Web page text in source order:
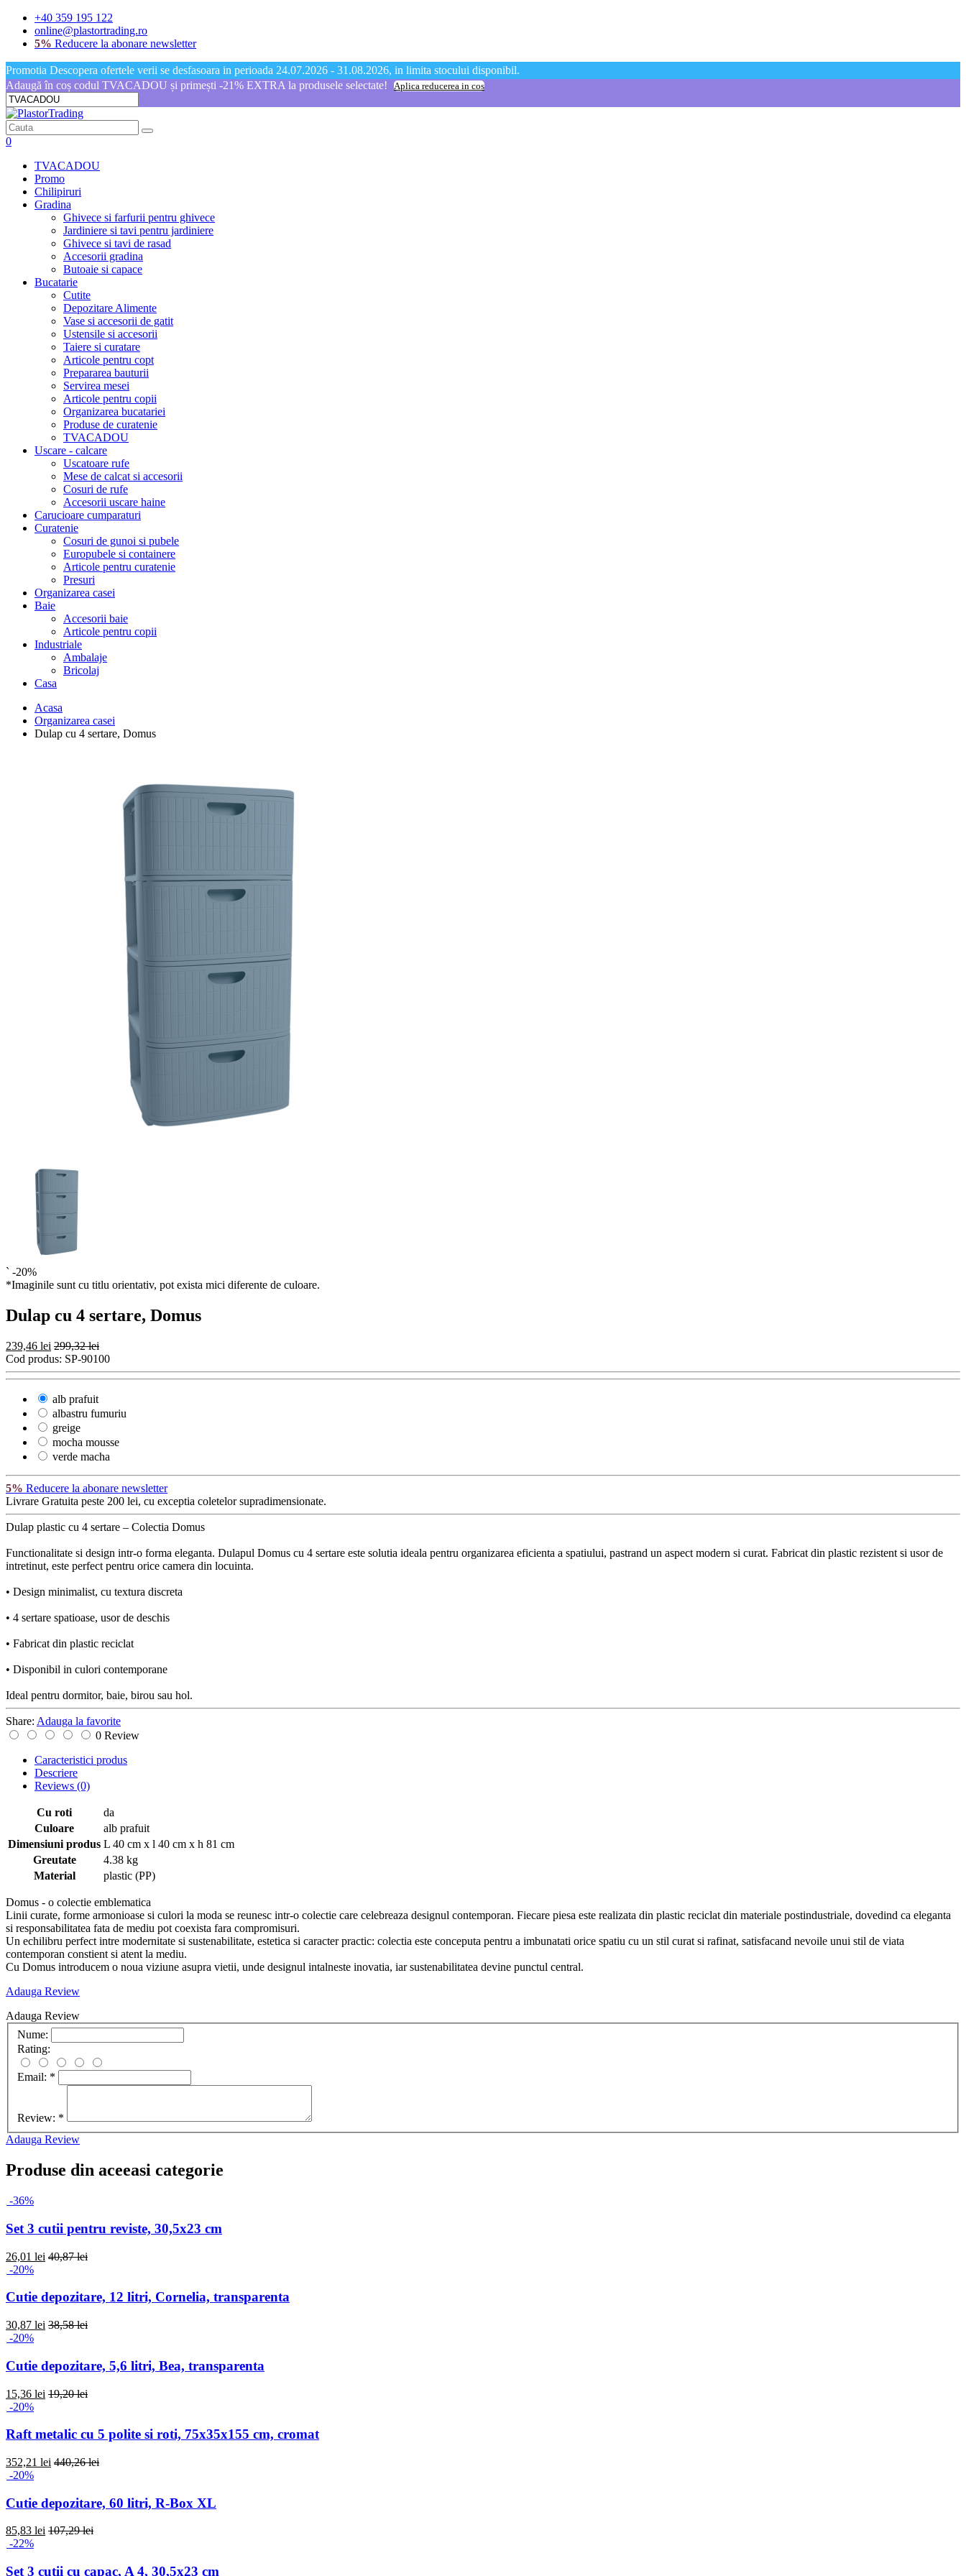
+40 359 195 122
online@plastortrading.ro
5% Reducere la abonare newsletter
Promotia Descopera ofertele verii se desfasoara in perioada 24.07.2026 - 31.08.2026, in limita stocului disponibil.
Adaugă în coș codul TVACADOU și primești -21% EXTRA la produsele selectate!
Aplica reducerea in cos
0
TVACADOU
Promo
Chilipiruri
Gradina
Ghivece si farfurii pentru ghivece
Jardiniere si tavi pentru jardiniere
Ghivece si tavi de rasad
Accesorii gradina
Butoaie si capace
Bucatarie
Cutite
Depozitare Alimente
Vase si accesorii de gatit
Ustensile si accesorii
Taiere si curatare
Articole pentru copt
Prepararea bauturii
Servirea mesei
Articole pentru copii
Organizarea bucatariei
Produse de curatenie
TVACADOU
Uscare - calcare
Uscatoare rufe
Mese de calcat si accesorii
Cosuri de rufe
Accesorii uscare haine
Carucioare cumparaturi
Curatenie
Cosuri de gunoi si pubele
Europubele si containere
Articole pentru curatenie
Presuri
Organizarea casei
Baie
Accesorii baie
Articole pentru copii
Industriale
Ambalaje
Bricolaj
Casa
Acasa
Organizarea casei
Dulap cu 4 sertare, Domus
` -20%
*Imaginile sunt cu titlu orientativ, pot exista mici diferente de culoare.
Dulap cu 4 sertare, Domus
239,46 lei 299,32 lei
Cod produs: SP-90100
alb prafuit
albastru fumuriu
greige
mocha mousse
verde macha
5% Reducere la abonare newsletter
Livrare Gratuita peste 200 lei, cu exceptia coletelor supradimensionate.
Dulap plastic cu 4 sertare – Colectia Domus
Functionalitate si design intr-o forma eleganta. Dulapul Domus cu 4 sertare este solutia ideala pentru organizarea eficienta a spatiului, pastrand un aspect modern si curat. Fabricat din plastic rezistent si usor de
intretinut, este perfect pentru orice camera din locuinta.
• Design minimalist, cu textura discreta
• 4 sertare spatioase, usor de deschis
• Fabricat din plastic reciclat
• Disponibil in culori contemporane
Ideal pentru dormitor, baie, birou sau hol.
Share: Adauga la favorite
0 Review
Caracteristici produs
Descriere
Reviews (0)
Cu roti
da
Culoare
alb prafuit
Dimensiuni produs L 40 cm x l 40 cm x h 81 cm
Greutate
4.38 kg
Material
plastic (PP)
Domus - o colectie emblematica
Linii curate, forme armonioase si culori la moda se reunesc intr-o colectie care celebreaza designul contemporan. Fiecare piesa este realizata din plastic reciclat din materiale postindustriale, dovedind ca eleganta
si responsabilitatea fata de mediu pot coexista fara compromisuri.
Un echilibru perfect intre modernitate si sustenabilitate, estetica si caracter practic: colectia este conceputa pentru a imbunatati orice spatiu cu un stil curat si rafinat, satisfacand nevoile unui stil de viata
contemporan constient si atent la mediu.
Cu Domus introducem o noua viziune asupra vietii, unde designul intalneste inovatia, iar sustenabilitatea devine punctul central.
Adauga Review
Adauga Review
Nume:
Rating:
Email: *
Review: *
Adauga Review
Produse din aceeasi categorie
-36%
Set 3 cutii pentru reviste, 30,5x23 cm
26,01 lei 40,87 lei
-20%
Cutie depozitare, 12 litri, Cornelia, transparenta
30,87 lei 38,58 lei
-20%
Cutie depozitare, 5,6 litri, Bea, transparenta
15,36 lei 19,20 lei
-20%
Raft metalic cu 5 polite si roti, 75x35x155 cm, cromat
352,21 lei 440,26 lei
-20%
Cutie depozitare, 60 litri, R-Box XL
85,83 lei 107,29 lei
-22%
Set 3 cutii cu capac, A 4, 30,5x23 cm